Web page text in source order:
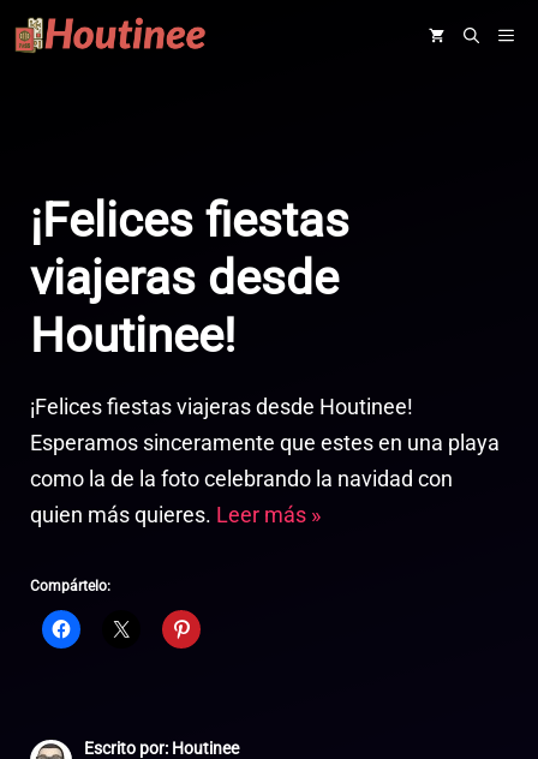
Saltar
al
¡Felices fiestas
viajeras desde
Houtinee!
¡Felices fiestas viajeras desde Houtinee!
Esperamos sinceramente que estes en una playa
como la de la foto celebrando la navidad con
quien más quieres. Leer más »
Compártelo:
Escrito por: Houtinee